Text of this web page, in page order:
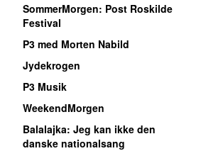
SommerMorgen: Post Roskilde
Festival
P3 med Morten Nabild
Jydekrogen
P3 Musik
WeekendMorgen
Balalajka: Jeg kan ikke den
danske nationalsang